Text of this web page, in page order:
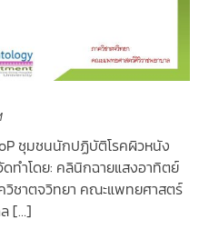
ชุมชนนักปฏิบัติโรคผิวหนัง
ดทำโดย: คลินิกฉายแสงอาทิตย์
วิชาตจวิทยา คณะแพทยศาสตร์
[…]